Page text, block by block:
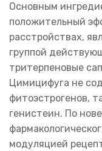
Основным
положительный
расстройствах,
группой
тритерпеновые
Цимицифуга не
фитоэстрогенов,
генистеин. По
модуляцией